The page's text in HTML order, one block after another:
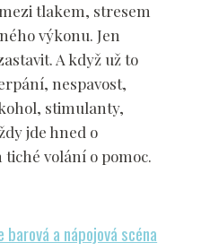
tlakem, stresem
výkonu. Jen
A když už to
nespavost,
stimulanty,
jde hned o
tiché volání o pomoc.
a nápojová scéna